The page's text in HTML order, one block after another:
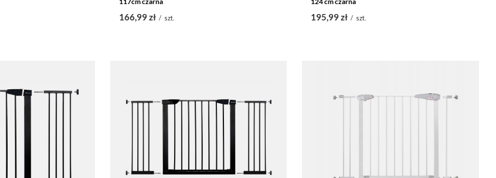
166,99 zł / szt. 195,99 zł / szt.